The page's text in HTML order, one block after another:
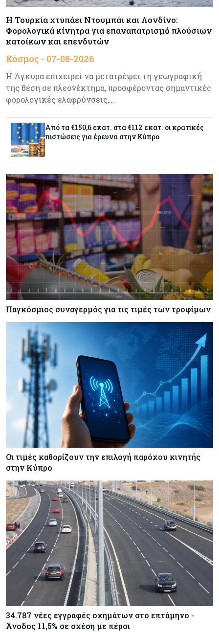
Δαμιανός για GSI: Θετική εξέλιξη η είσοδος της
Meridiam - Σειρά έχει η μελέτη της ΕΤΕπ
Crypto
Γιατί το Bitcoin διχάζει αναλυτές και αγορά
Ελλάδα
Goldman Sachs: Το Brent θα κυμανθεί στα $80-
90/βαρέλι μέχρι να υπάρξουν εξελίξεις στη
Μέση Ανατολή
Κόσμος 07-08-2026
Σαουδική Αραβία, Πακιστάν και Τουρκία
υπογράφουν συμφωνία για αμοιβαία άμυνα
Εμπορεύματα 07-08-2026
Πετρέλαιο: Πιάνει και πάλι τα 83 δολάρια το
Brent μετά το σχέδιο του Ιράν για τα Στενά του
Ορμούζ
Κόσμος 07-08-2026
Ευρωπαϊκή αυτοκινητοβιομηχανία: Αναζητά
σωσίβιο στην Κίνα
Κύπρος 07-08-2026
Πώς οι κυπριακές τράπεζες «τιμολογούν» τον
πόλεμο
Η Τουρκία χτυπάει Ντουμπάι και Λονδίνο:
Φορολογικά κίνητρα για επαναπατρισμό πλούσιων
κατοίκων και επενδυτών
Κόσμος - 07-08-2026
Η Άγκυρα επιχειρεί να μετατρέψει τη γεωγραφική
της θέση σε πλεονέκτημα, προσφέροντας σημαντικές
φορολογικές ελαφρύνσεις,…
Από τα €150,6 εκατ. στα €112 εκατ. οι κρατικές
πιστώσεις για έρευνα στην Κύπρο
Παγκόσμιος συναγερμός για τις τιμές των τροφίμων
Οι τιμές καθορίζουν την επιλογή παρόχου κινητής
στην Κύπρο
34.787 νέες εγγραφές οχημάτων στο επτάμηνο -
Άνοδος 11,5% σε σχέση με πέρσι